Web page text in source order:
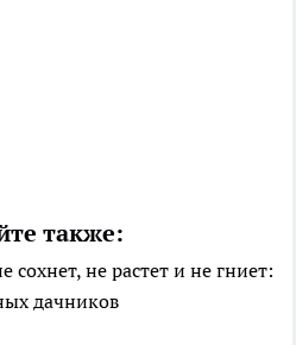
также:
не растет и не гниет:
дачников